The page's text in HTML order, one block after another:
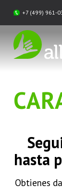
hasta
Obtienes
+7 (499) 961-